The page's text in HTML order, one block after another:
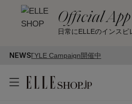
Official App
日常にELLEのインスピ
NEWS